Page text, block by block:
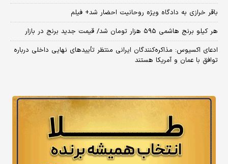
باقر خرازی به دادگاه ویژه روحانیت احضار شد+ فیلم
هر کیلو برنج هاشمی ۵۹۵ هزار تومان شد/ قیمت جدید برنج در بازار
ادعای اکسیوس: مذاکره‌کنندگان ایرانی منتظر تأییدهای نهایی داخلی درباره
توافق با عمان و آمریکا هستند